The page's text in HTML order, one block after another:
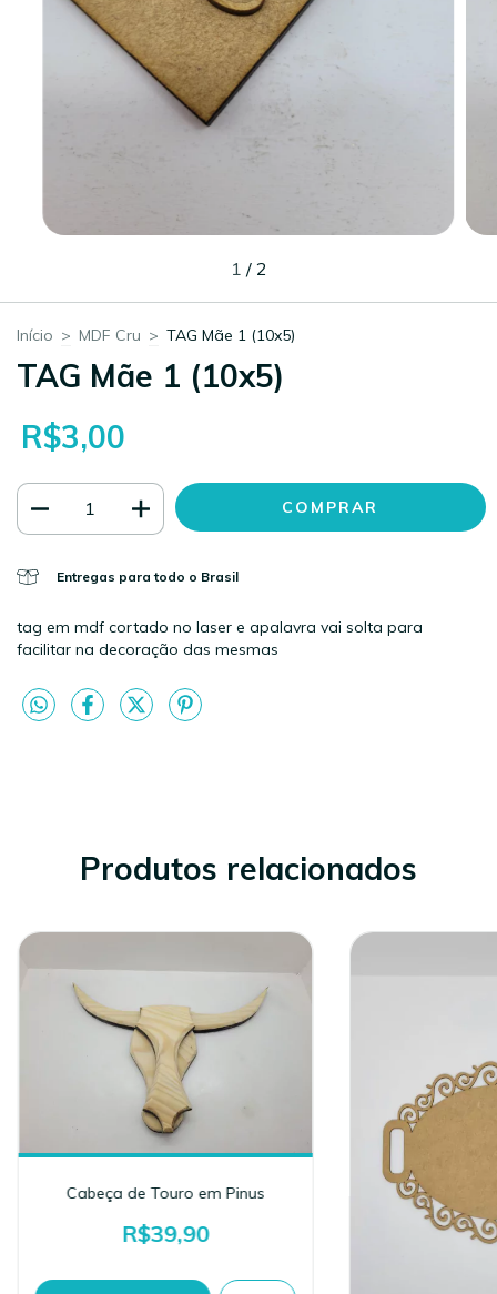
1 / 2
Início > MDF Cru > TAG Mãe 1 (10x5)
TAG Mãe 1 (10x5)
R$3,00
Entregas para todo o Brasil
tag em mdf cortado no laser e apalavra vai solta para
facilitar na decoração das mesmas
Produtos relacionados
Cabeça de Touro em Pinus
R$39,90